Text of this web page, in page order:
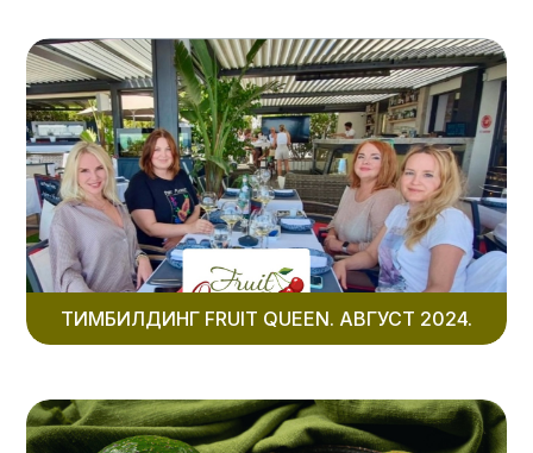
ТИМБИЛДИНГ FRUIT QUEEN. АВГУСТ 2024.